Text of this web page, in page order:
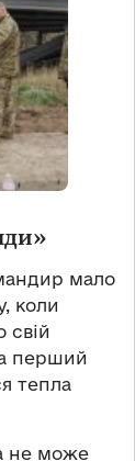
мало
коли
свій
перший
тепла
не може